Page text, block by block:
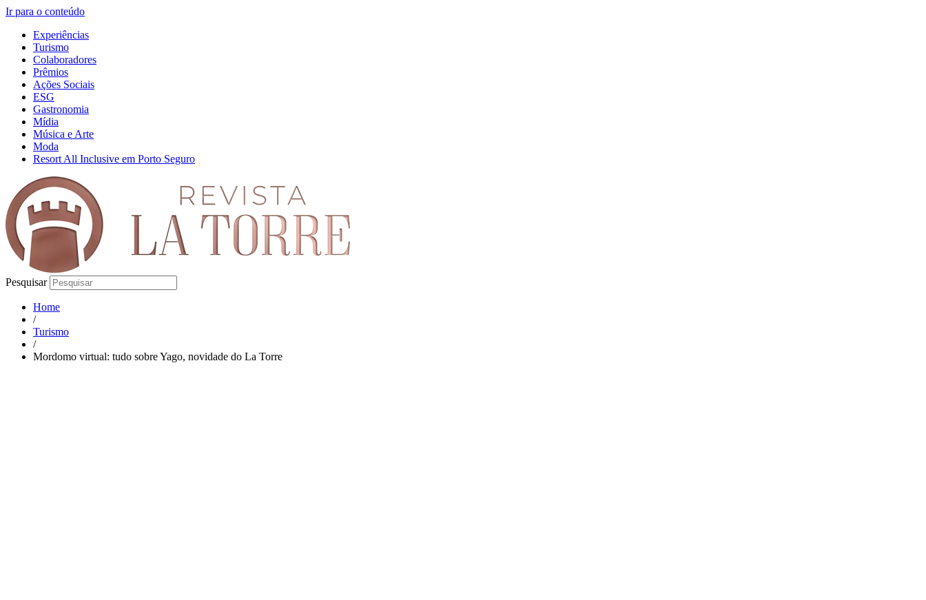
Ir para o conteúdo
Experiências
Turismo
Colaboradores
Prêmios
Ações Sociais
ESG
Gastronomia
Mídia
Música e Arte
Moda
Resort All Inclusive em Porto Seguro
Pesquisar
Home
/
Turismo
/
Mordomo virtual: tudo sobre Yago, novidade do La Torre